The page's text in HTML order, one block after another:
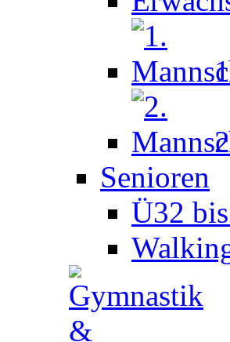
Senioren
Ü32